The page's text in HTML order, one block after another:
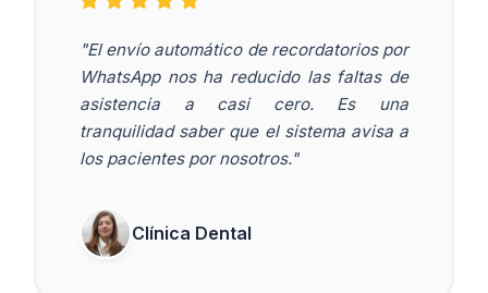
"El envío automático de recordatorios por
WhatsApp nos ha reducido las faltas de
asistencia a casi cero. Es una
tranquilidad saber que el sistema avisa a
los pacientes por nosotros."
Clínica Dental